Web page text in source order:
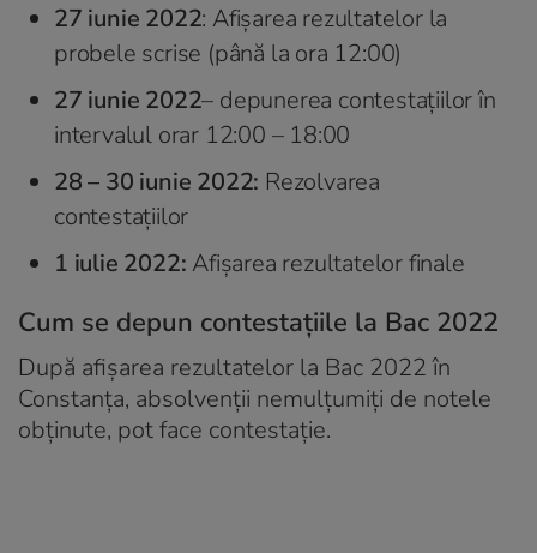
27 iunie 2022: Afișarea rezultatelor la
probele scrise (până la ora 12:00)
27 iunie 2022– depunerea contestațiilor în
intervalul orar 12:00 – 18:00
28 – 30 iunie 2022: Rezolvarea
contestațiilor
1 iulie 2022:Afișarea rezultatelor finale
Cum se depun contestațiile la Bac 2022
După afișarea rezultatelor la Bac 2022 în
Constanța, absolvenții nemulțumiți de notele
obținute, pot face contestație.